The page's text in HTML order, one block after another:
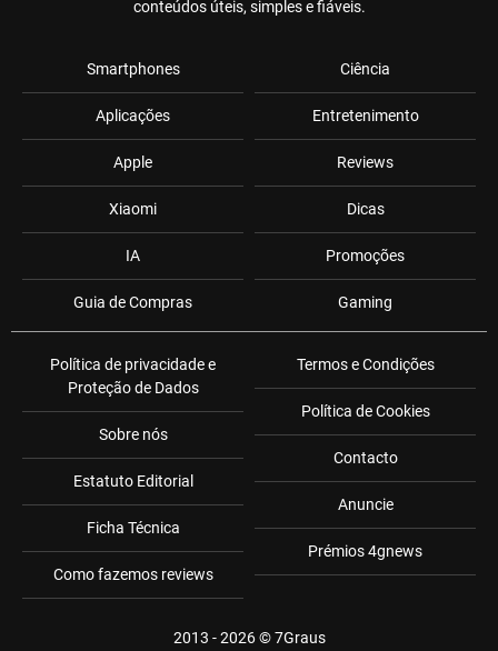
conteúdos úteis, simples e fiáveis.
Smartphones
Aplicações
Apple
Xiaomi
IA
Guia de Compras
Ciência
Entretenimento
Reviews
Dicas
Promoções
Gaming
Política de privacidade e
Proteção de Dados
Sobre nós
Estatuto Editorial
Ficha Técnica
Como fazemos reviews
Termos e Condições
Política de Cookies
Contacto
Anuncie
Prémios 4gnews
2013 - 2026 ©7Graus